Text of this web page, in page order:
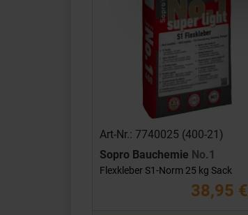
Art-Nr.: 7740025 (400-21)
Sopro Bauchemie No.1
Flexkleber S1-Norm 25 kg Sack
38,95 €